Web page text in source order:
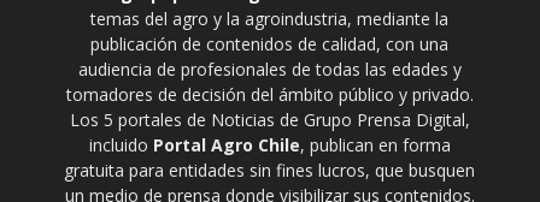
temas del agro y la agroindustria, mediante la
publicación de contenidos de calidad, con una
audiencia de profesionales de todas las edades y
tomadores de decisión del ámbito público y privado.
Los 5 portales de Noticias de Grupo Prensa Digital,
incluido Portal Agro Chile, publican en forma
gratuita para entidades sin fines lucros, que busquen
un medio de prensa donde visibilizar sus contenidos.